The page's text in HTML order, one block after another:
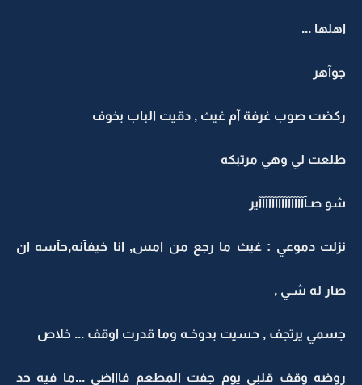
اهلها ...
جوآهر
ركضت صوب غرفة آم غيث , دقيت الباب بخوف
طلعت لي وهي مرتبكه
شو صـآآآآآآآآآآآآآآآير
نزلت دموعي : غيث ما رجع من امس, انا خيفآنه,حآسه ان
صار له شـي ,
جسمي يرتجف , حسيت بدوخـه وما قدرت اوقف ... خلاص
روضه وقف قلبي يوم جفت المطعم فاااضي ...ما فيه حد